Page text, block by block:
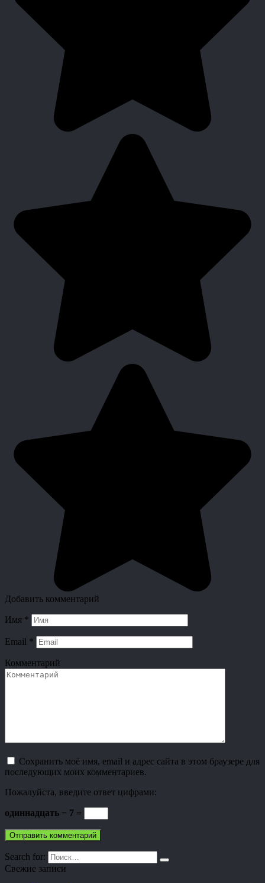
Добавить комментарий
Имя *
Email *
Комментарий
Сохранить моё имя, email и адрес сайта в этом браузере для
последующих моих комментариев.
Пожалуйста, введите ответ цифрами:
одиннадцать − 7 =
Search for:
Свежие записи